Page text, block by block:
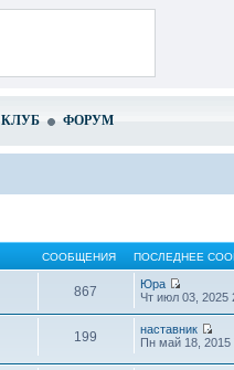
КЛУБ ФОРУМ
СООБЩЕНИЯ ПОСЛЕДНЕЕ
867
Юра
Чт июл 03, 2025
199
наставник
Пн май 18, 2015